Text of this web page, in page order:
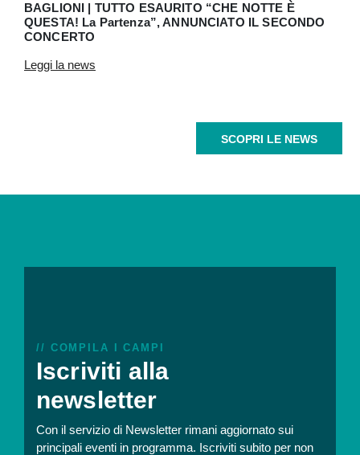
BAGLIONI | TUTTO ESAURITO “CHE NOTTE È
QUESTA! La Partenza”, ANNUNCIATO IL SECONDO
CONCERTO
Leggi la news
SCOPRI LE NEWS
// COMPILA I CAMPI
Iscriviti alla
newsletter
Con il servizio di Newsletter rimani aggiornato sui
principali eventi in programma. Iscriviti subito per non